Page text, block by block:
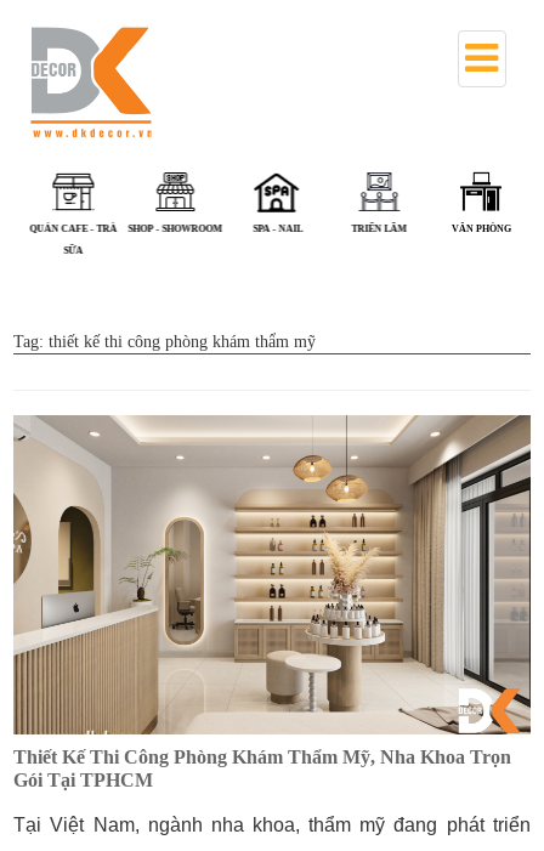
QUÁN CAFE - TRÀ
SHOP - SHOWROOM SPA - NAIL TRIỂN LÃM VĂN PHÒNG
Tag:thiết kế thi công phòng khám thẩm mỹ
Thiết Kế Thi Công Phòng Khám Thẩm Mỹ, Nha Khoa Trọn
Gói Tại TPHCM
Tại Việt Nam, ngành nha khoa, thẩm mỹ đang phát triển